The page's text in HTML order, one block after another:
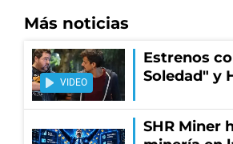
Más noticias
VIDEO
Estrenos
Soledad" y
SHR Miner